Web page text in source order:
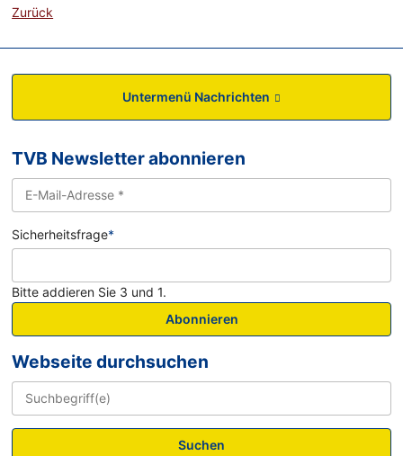
Zurück
Untermenü Nachrichten
TVB Newsletter abonnieren
Sicherheitsfrage*
Bitte addieren Sie 3 und 1.
Abonnieren
Webseite durchsuchen
Suchen